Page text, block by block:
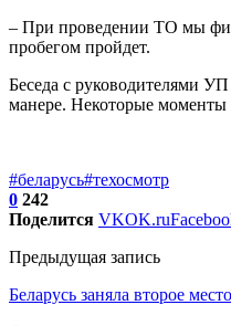
– При проведении ТО мы
пробегом пройдет.
Беседа с руководителями
манере. Некоторые моменты
#беларусь#техосмотр
0 242
Поделится VKOK.ru
Предыдущая запись
Беларусь заняла второе